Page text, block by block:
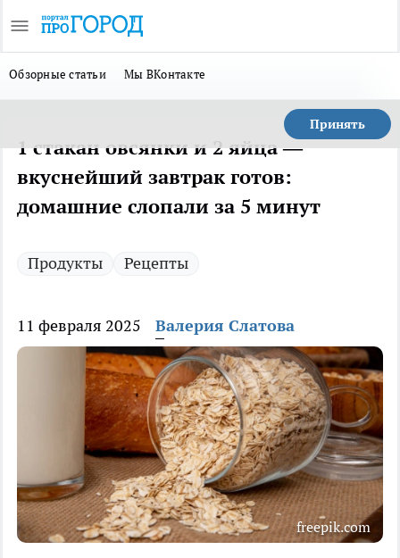
Обзорные статьи Мы ВКонтакте
Принять
1 стакан овсянки и 2 яйца —
вкуснейший завтрак готов:
домашние слопали за 5 минут
Продукты Рецепты
11 февраля 2025 Валерия Слатова
freepik.com